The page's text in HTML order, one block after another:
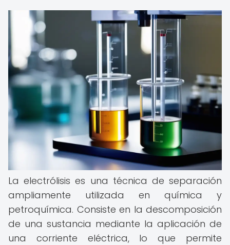
La electrólisis es una técnica de separación
ampliamente utilizada en química y
petroquímica. Consiste en la descomposición
de una sustancia mediante la aplicación de
una corriente eléctrica, lo que permite